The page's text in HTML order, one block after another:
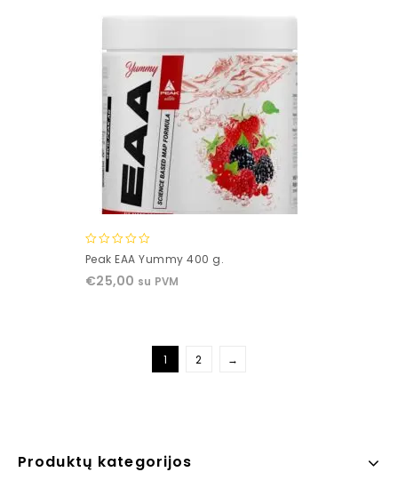
0
of
Peak EAA Yummy 400 g.
€25,00 su PVM
1 2 →
Produktų kategorijos